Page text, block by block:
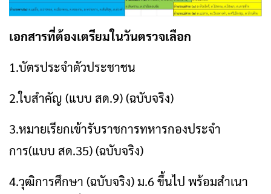
เอกสารที่ต้องเตรียมในวันตรวจเลือก
1.บัตรประจำตัวประชาชน
2.ใบสำคัญ (แบบ สด.9) (ฉบับจริง)
3.หมายเรียกเข้ารับราชการทหารกองประจำ
การ(แบบ สด.35) (ฉบับจริง)
4.วุฒิการศึกษา (ฉบับจริง) ม.6 ขึ้นไป พร้อมสำเนา